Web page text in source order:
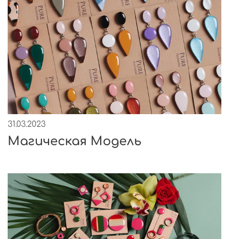
31.03.2023
Магическая Модель